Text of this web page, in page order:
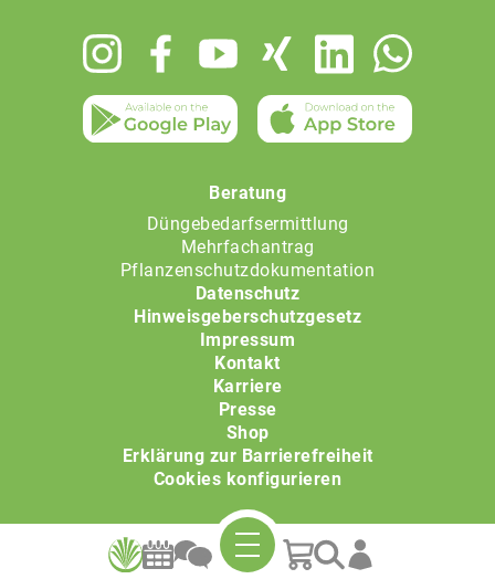
Beratung
Düngebedarfsermittlung
Mehrfachantrag
Pflanzenschutzdokumentation
Datenschutz
Hinweisgeberschutzgesetz
Impressum
Kontakt
Karriere
Presse
Shop
Erklärung zur Barrierefreiheit
Cookies konfigurieren